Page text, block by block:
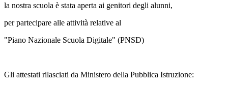
la nostra scuola è stata aperta ai genitori degli alunni,
per partecipare alle attività relative al
"Piano Nazionale Scuola Digitale" (PNSD)
Gli attestati rilasciati da Ministero della Pubblica Istruzione: